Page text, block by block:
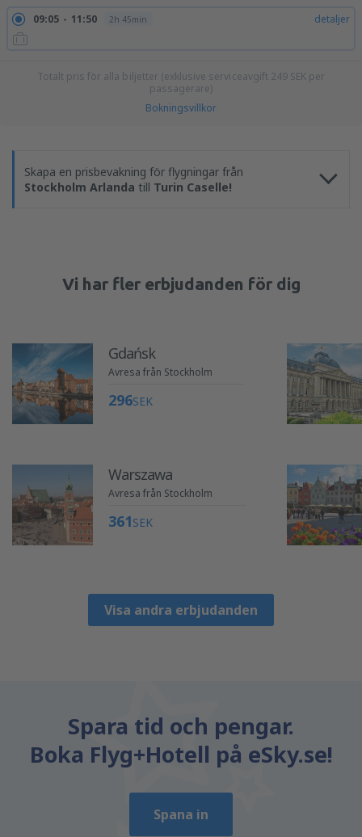
09:05 11:50 2h 45min detaljer
Totalt pris för alla biljetter (exklusive serviceavgift 249 SEK per
passagerare)
Bokningsvillkor
Skapa en prisbevakning för flygningar från
Stockholm Arlanda till Turin Caselle!
Vi har fler erbjudanden för dig
Gdańsk
Avresa från Stockholm
296SEK
Warszawa
Avresa från Stockholm
361SEK
Visa andra erbjudanden
Spara tid och pengar.
Boka Flyg+Hotell på eSky.se!
Spana in